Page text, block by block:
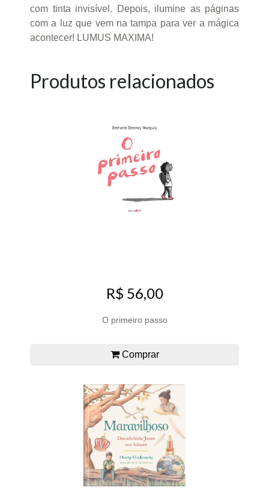
com tinta invisível. Depois, ilumine as páginas
com a luz que vem na tampa para ver a mágica
acontecer! LUMUS MAXIMA!
Produtos relacionados
R$ 56,00
O primeiro passo
Comprar